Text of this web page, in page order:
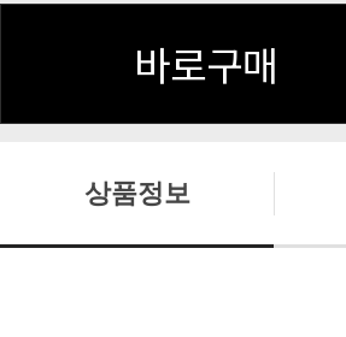
바로구매
상품정보